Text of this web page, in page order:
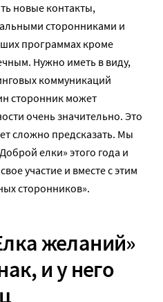
новые контакты,
сторонниками и
программах кроме
Нужно иметь в виду,
коммуникаций
сторонник может
очень значительно. Это
сложно предсказать. Мы
елки» этого года и
участие и вместе с этим
сторонников».
желаний»
и у него